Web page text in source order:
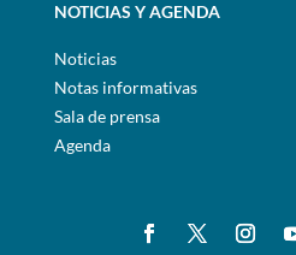
NOTICIAS Y AGENDA
Noticias
Notas informativas
Sala de prensa
Agenda